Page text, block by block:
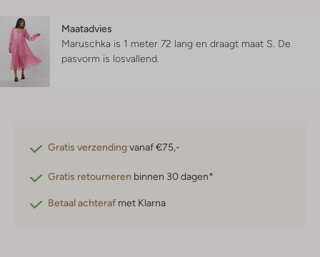
Maatadvies
Maruschka is 1 meter 72 lang en draagt maat S. De
pasvorm is losvallend
Gratis verzendingvanaf €75,-
Gratis retourneren binnen 30 dagen*
Betaal achteraf met Klarna